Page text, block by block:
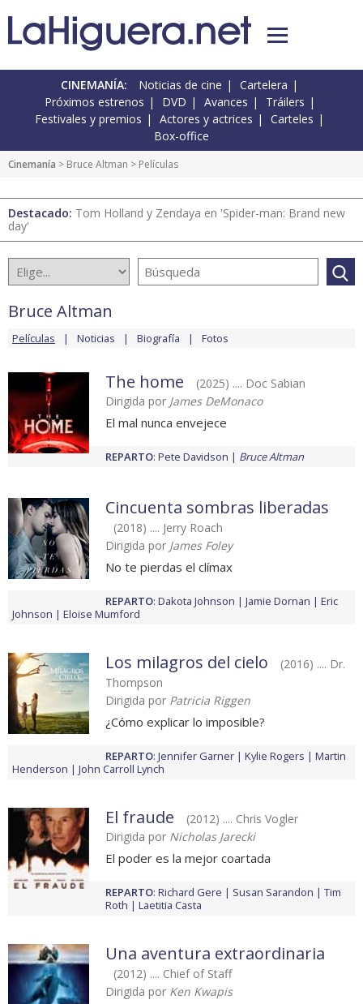
CINEMANÍA: Noticias de cine
Cartelera
Próximos estrenos
DVD Avances
Tráilers
Festivales y premios
Actores y actrices
Carteles
Box-office
Cinemanía > Bruce Altman > Películas
Destacado: Tom Holland y Zendaya en 'Spider-man: Brand new
day'
Bruce Altman
Películas Noticias Biografía Fotos
The home
(2025) .... Doc Sabian
Dirigida por James DeMonaco
El mal nunca envejece
REPARTO: Pete Davidson Bruce Altman
Cincuenta sombras liberadas
(2018) .... Jerry Roach
Dirigida por James Foley
No te pierdas el clímax
REPARTO: Dakota Johnson Jamie Dornan
Eric
Johnson
Eloise Mumford
Los milagros del cielo
(2016) .... Dr.
Thompson
Dirigida por Patricia Riggen
¿Cómo explicar lo imposible?
REPARTO: Jennifer Garner Kylie Rogers
Martin
Henderson
John Carroll Lynch
El fraude
(2012) .... Chris Vogler
Dirigida por Nicholas Jarecki
El poder es la mejor coartada
REPARTO: Richard Gere Susan Sarandon
Tim
Roth
Laetitia Casta
Una aventura extraordinaria
(2012) .... Chief of Staff
Dirigida por Ken Kwapis